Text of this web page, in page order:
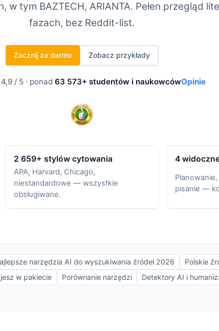
w tym BAZTECH, ARIANTA. Pełen przegląd
fazach, bez Reddit-list.
Zacznij za darmo Zobacz przykłady
4,9 / 5 · ponad63 573+ studentów i naukowcówOpinie
2 659+ stylów cytowania
APA, Harvard, Chicago,
niestandardowe — wszystkie
obsługiwane.
4
pisanie —
narzędzia AI do wyszukiwania źródeł 2026
Polskie
w pakiecie Porównanie narzędzi Detektory AI i